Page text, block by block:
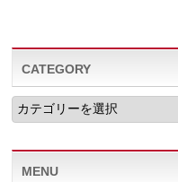
CATEGORY
CATEGORY
MENU